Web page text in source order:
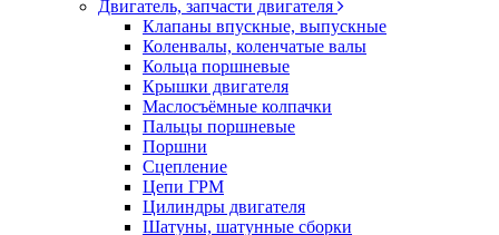
Двигатель, запчасти двигателя
Клапаны впускные, выпускные
Коленвалы, коленчатые валы
Кольца поршневые
Крышки двигателя
Маслосъёмные колпачки
Пальцы поршневые
Поршни
Сцепление
Цепи ГРМ
Цилиндры двигателя
Шатуны, шатунные сборки